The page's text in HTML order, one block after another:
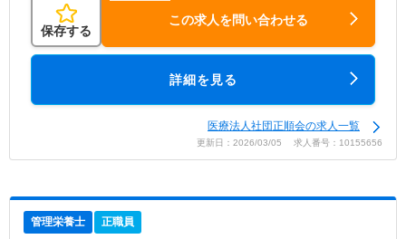
保存する
この求人を問い合わせる
詳細を見る
医療法人社団正順会の求人一覧
更新日：2026/03/05 求人番号：10155656
管理栄養士 正職員